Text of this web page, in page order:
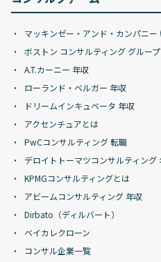
マッキンゼー・アンド・カンパニー
ボストン コンサルティング グルー
A.T.カーニー 年収
ローランド・ベルガー 年収
ドリームインキュベータ 年収
アクセンチュアとは
PwCコンサルティング 転職
デロイトトーマツコンサルティング
KPMGコンサルティングとは
アビームコンサルティング 年収
Dirbato（ディルバート）
ベイカレクローン
コンサル企業一覧